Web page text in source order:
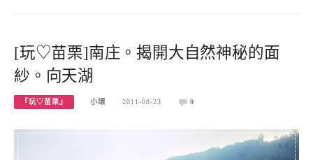
[玩♡苗栗]南庄。揭開大自然神秘的面
紗。向天湖
『玩♡苗栗』 小環 2011-08-23 0